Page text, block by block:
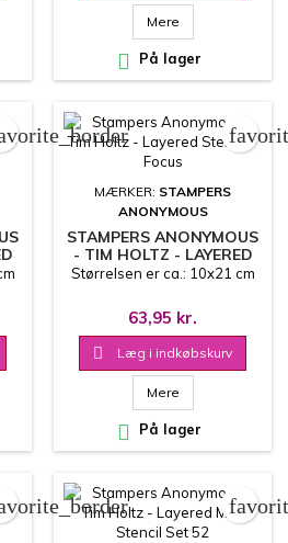
Mere
 På lager
MÆRKER: STAMPERS
ANONYMOUS
STAMPERS ANONYMOUS
- TIM HOLTZ - LAYERED
STENCIL - FOCUS
Størrelsen er ca.: 10x21 cm
63,95 kr.
 Læg i indkøbskurv
Mere
 På lager